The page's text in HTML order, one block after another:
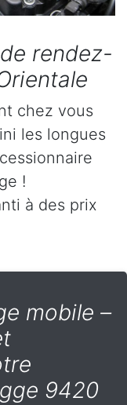
rendez-
chez vous
les longues
!
à des prix
mobile –
9420